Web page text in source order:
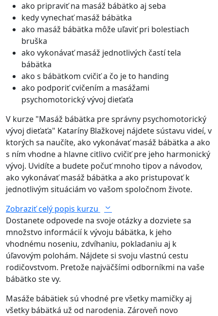
ako pripraviť na masáž bábätko aj seba
kedy vynechať masáž bábätka
ako masáž bábätka môže uľaviť pri bolestiach
bruška
ako vykonávať masáž jednotlivých častí tela
bábätka
ako s bábätkom cvičiť a čo je to handing
ako podporiť cvičením a masážami
psychomotorický vývoj dieťaťa
V kurze "Masáž bábätka pre správny psychomotorický
vývoj dieťaťa" Kataríny Blažkovej nájdete sústavu videí, v
ktorých sa naučíte, ako vykonávať masáž bábätka a ako
s ním vhodne a hlavne citlivo cvičiť pre jeho harmonický
vývoj. Uvidíte a budete počuť mnoho tipov a návodov,
ako vykonávať masáž bábätka a ako pristupovať k
jednotlivým situáciám vo vašom spoločnom živote.
Zobraziť celý popis kurzu
Dostanete odpovede na svoje otázky a dozviete sa
množstvo informácií k vývoju bábätka, k jeho
vhodnému noseniu, zdvíhaniu, pokladaniu aj k
úľavovým polohám. Nájdete si svoju vlastnú cestu
rodičovstvom. Pretože najväčšími odborníkmi na vaše
bábätko ste vy.
Masáže bábätiek sú vhodné pre všetky mamičky aj
všetky bábätká už od narodenia. Zároveň novo